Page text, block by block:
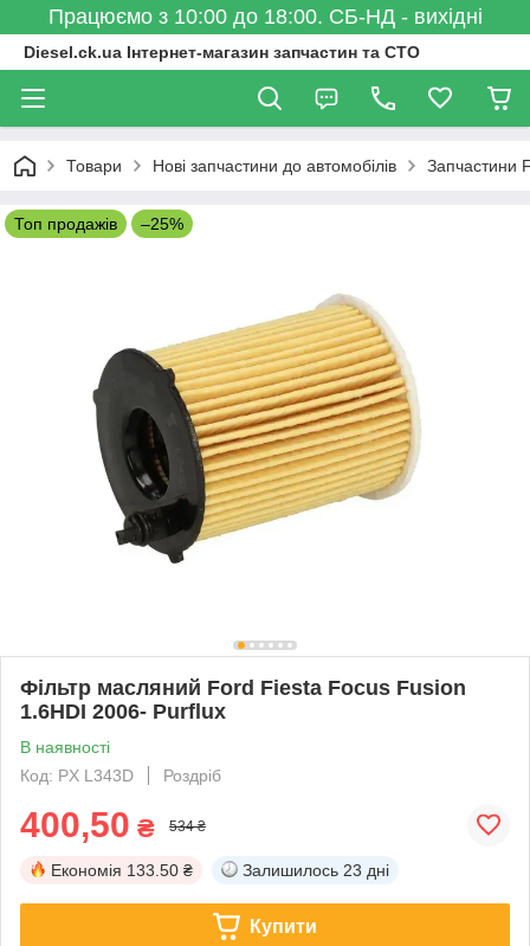
Працюємо з 10:00 до 18:00. СБ-НД - вихідні
Diesel.ck.ua Інтернет-магазин запчастин та СТО
Товари Нові запчастини до автомобілів Запчастини
Топ продажів –25%
Фільтр масляний Ford Fiesta Focus Fusion
1.6HDI 2006- Purflux
В наявності
Код: PX L343D
Роздріб
400,50 ₴ 534 ₴
Економія 133.50 ₴ Залишилось 23 дні
Купити